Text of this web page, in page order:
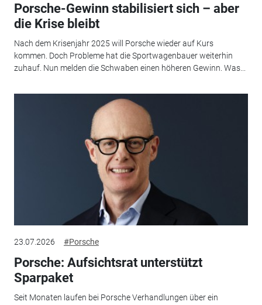
Porsche-Gewinn stabilisiert sich – aber
die Krise bleibt
Nach dem Krisenjahr 2025 will Porsche wieder auf Kurs
kommen. Doch Probleme hat die Sportwagenbauer weiterhin
zuhauf. Nun melden die Schwaben einen höheren Gewinn. Was...
23.07.2026 #Porsche
Porsche: Aufsichtsrat unterstützt
Sparpaket
Seit Monaten laufen bei Porsche Verhandlungen über ein